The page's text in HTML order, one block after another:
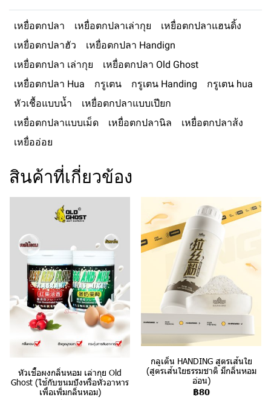
เหยื่อตกปลา เหยื่อตกปลาเล่ากุย
เหยื่อตกปลาแฮนดิ้ง
เหยื่อตกปลาฮัว
เหยื่อตกปลา Handign
เหยื่อตกปลา เล่ากุย
เหยื่อตกปลา Old Ghost
เหยื่อตกปลา Hua
กรูเตน กรูเตน Handing
กรูเตน hua
หัวเชื้อแบบน้ำ
เหยื่อตกปลาแบบเปียก
เหยื่อตกปลาแบบเม็ด
เหยื่อตกปลานิล
เหยื่อตกปลาส้ง
เหยื่ออ่อย
สินค้าที่เกี่ยวข้อง
หัวเชื้อผงกลิ่นหอม เล่ากุย Old
Ghost (ใช้กับขนมปังหรือหัวอาหาร
เพื่อเพิ่มกลิ่นหอม)
กลูเต็น HANDING สูตรเส้นใย
(สูตรเส้นใยธรรมชาติ มีกลิ่นหอม
อ่อน)
฿80